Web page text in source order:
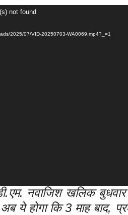
not found
2025/07/VID-20250703-WA0069.mp4?_=1
नवाजिश खलिक
ये होगा कि 3 माह बाद,